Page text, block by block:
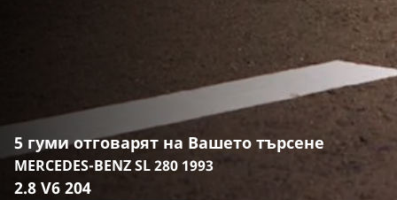
5 гуми отговарят на Вашето търсене
MERCEDES-BENZ SL 280 1993
2.8 V6 204